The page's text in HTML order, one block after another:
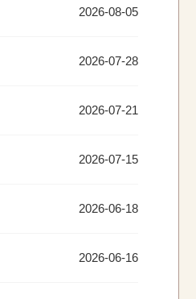
2026-08-05
2026-07-28
2026-07-21
2026-07-15
2026-06-18
2026-06-16